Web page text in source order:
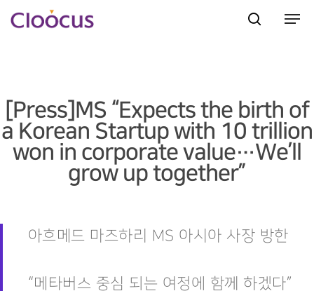
[Press]MS “Expects the birth of
a Korean Startup with 10 trillion
won in corporate value…We’ll
grow up together”
아흐메드 마즈하리 MS 아시아 사장 방한
“메타버스 중심 되는 여정에 함께 하겠다”